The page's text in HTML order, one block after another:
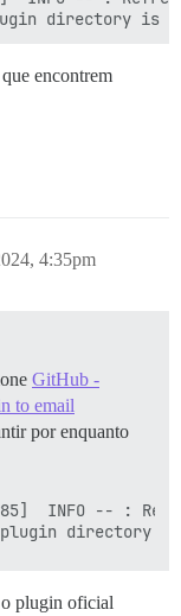
encontrem
4:35pm
GitHub -
to email
por enquanto
INFO -- :
o plugin oficial